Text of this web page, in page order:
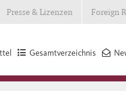
Presse & Lizenzen Foreign
Gesamtverzeichnis